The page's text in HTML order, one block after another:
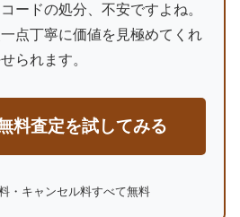
ードの処分、不安ですよね。
点丁寧に価値を見極めてくれ
られます。
料査定を試してみる
・キャンセル料すべて無料